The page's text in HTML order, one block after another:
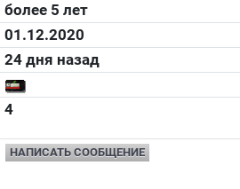
более 5 лет
01.12.2020
24 дня назад
4
НАПИСАТЬ СООБЩЕНИЕ